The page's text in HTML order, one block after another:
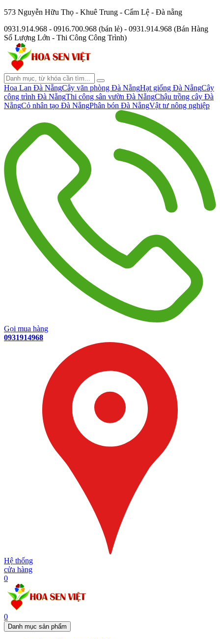
573 Nguyễn Hữu Thọ - Khuê Trung - Cẩm Lệ - Đà nẵng
0931.914.968 - 0916.700.968 (bán lẻ) - 0931.914.968 (Bán Hàng
Số Lượng Lớn - Thi Công Công Trình)
Hoa Lan Đà NẵngCây văn phòng Đà NẵngHạt giống Đà NẵngCây
công trình Đà NẵngThi công sân vườn Đà NẵngChậu trồng cây Đà
NẵngCỏ nhân tạo Đà NẵngPhân bón Đà NẵngVật tư nông nghiệp
Gọi mua hàng
0931914968
Hệ thống
cửa hàng
0
0
Danh mục sản phẩm